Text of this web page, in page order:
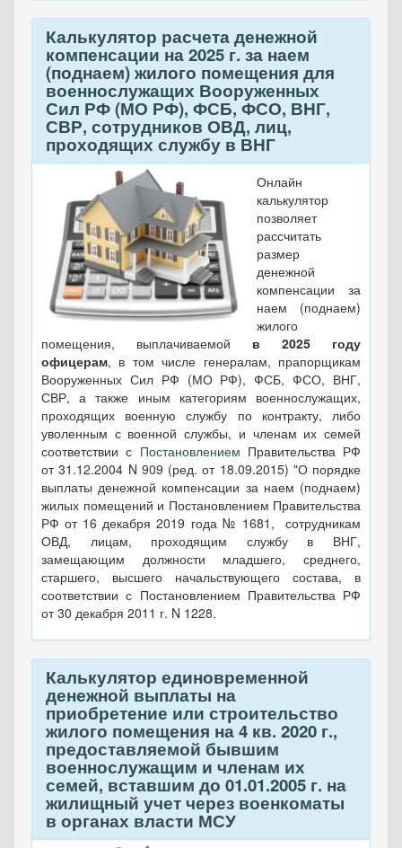
Калькулятор расчета денежной
компенсации на 2025 г. за наем
(поднаем) жилого помещения для
военнослужащих Вооруженных
Сил РФ (МО РФ), ФСБ, ФСО, ВНГ,
СВР, сотрудников ОВД, лиц,
проходящих службу в ВНГ
Онлайн
калькулятор
позволяет
рассчитать
размер
денежной
компенсации за
наем (поднаем)
жилого
помещения, выплачиваемой в 2025 году
офицерам, в том числе генералам, прапорщикам
Вооруженных Сил РФ (МО РФ), ФСБ, ФСО, ВНГ,
СВР, а также иным категориям военнослужащих,
проходящих военную службу по контракту, либо
уволенным с военной службы, и членам их семей
соответствии с Постановлением Правительства РФ
от 31.12.2004 N 909 (ред. от 18.09.2015) "О порядке
выплаты денежной компенсации за наем (поднаем)
жилых помещений и Постановлением Правительства
РФ от 16 декабря 2019 года № 1681, сотрудникам
ОВД, лицам, проходящим службу в ВНГ,
замещающим должности младшего, среднего,
старшего, высшего начальствующего состава, в
соответствии с Постановлением Правительства РФ
от 30 декабря 2011 г. N 1228.
Калькулятор единовременной
денежной выплаты на
приобретение или строительство
жилого помещения на 4 кв. 2020 г.,
предоставляемой бывшим
военнослужащим и членам их
семей, вставшим до 01.01.2005 г. на
жилищный учет через военкоматы
в органах власти МСУ